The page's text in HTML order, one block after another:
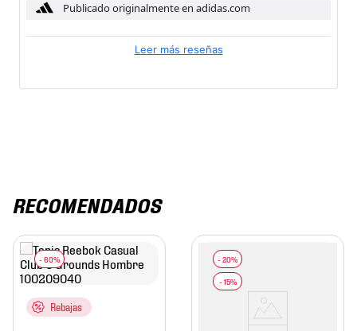
Publicado originalmente en adidas.com
Leer más reseñas
RECOMENDADOS
Rebajas